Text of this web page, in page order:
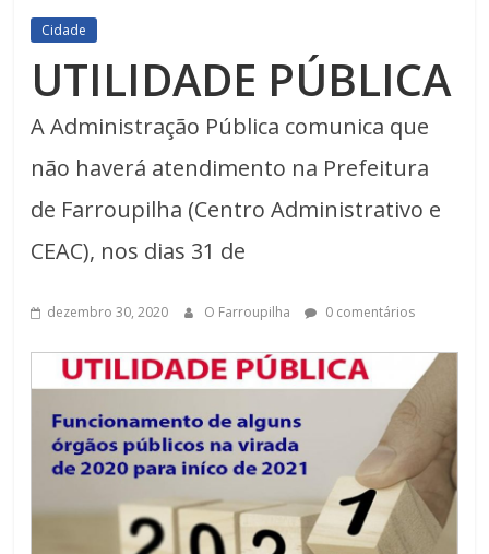
Cidade
UTILIDADE PÚBLICA
A Administração Pública comunica que
não haverá atendimento na Prefeitura
de Farroupilha (Centro Administrativo e
CEAC), nos dias 31 de
dezembro 30, 2020 O Farroupilha 0 comentários